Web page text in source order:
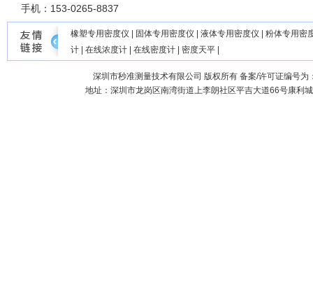
手机：153-0265-8837
橡塑专用密度仪 固体专用密度仪 液体专用密度仪
粉体专用密
计
在线浓度计 在线密度计 密度天平
深圳市秒准测量技术有限公司 版权所有 备案/许可证编号为
地址：深圳市龙岗区南湾街道上李朗社区平吉大道66号康利